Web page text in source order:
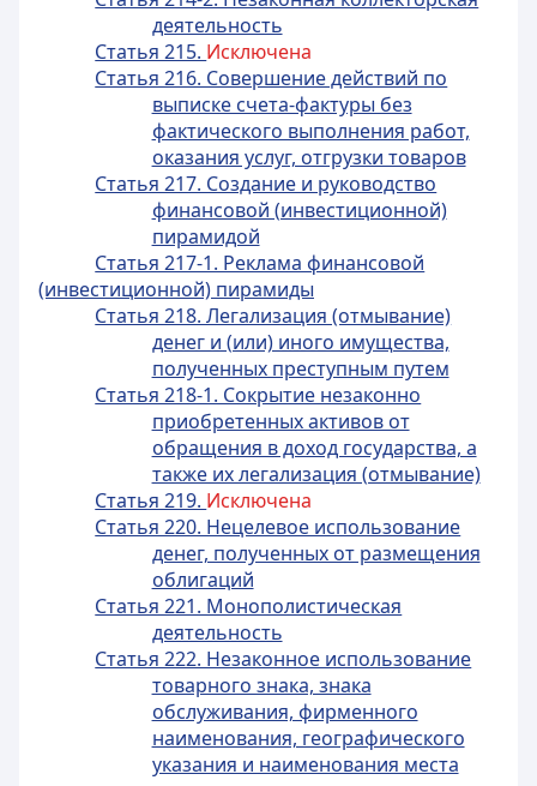
деятельность
Статья 215. Исключена
Статья 216. Совершение действий по
выписке счета-фактуры без
фактического выполнения работ,
оказания услуг, отгрузки товаров
Статья 217. Создание и руководство
финансовой (инвестиционной)
пирамидой
Статья 217-1. Реклама финансовой
(инвестиционной) пирамиды
Статья 218. Легализация (отмывание)
денег и (или) иного имущества,
полученных преступным путем
Статья 218-1. Сокрытие незаконно
приобретенных активов от
обращения в доход государства, а
также их легализация (отмывание)
Статья 219. Исключена
Статья 220. Нецелевое использование
денег, полученных от размещения
облигаций
Статья 221. Монополистическая
деятельность
Статья 222. Незаконное использование
товарного знака, знака
обслуживания, фирменного
наименования, географического
указания и наименования места